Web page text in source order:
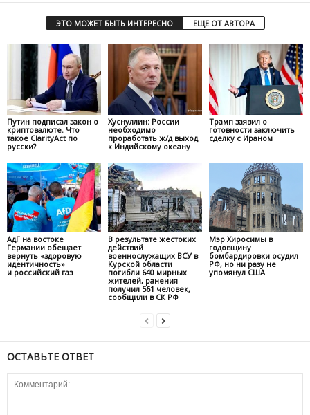
ЭТО МОЖЕТ БЫТЬ ИНТЕРЕСНО ЕЩЕ ОТ АВТОРА
Путин подписал закон о
криптовалюте. Что
такое ClarityAct по
русски?
Хуснуллин: России
необходимо
проработать ж/д выход
к Индийскому океану
Трамп заявил о
готовности заключить
сделку с Ираном
АдГ на востоке
Германии обещает
вернуть «здоровую
идентичность»
и российский газ
В результате жестоких
действий
военнослужащих ВСУ в
Курской области
погибли 640 мирных
жителей, ранения
получил 561 человек,
сообщили в СК РФ
Мэр Хиросимы в
годовщину
бомбардировки осудил
РФ, но ни разу не
упомянул США
ОСТАВЬТЕ ОТВЕТ